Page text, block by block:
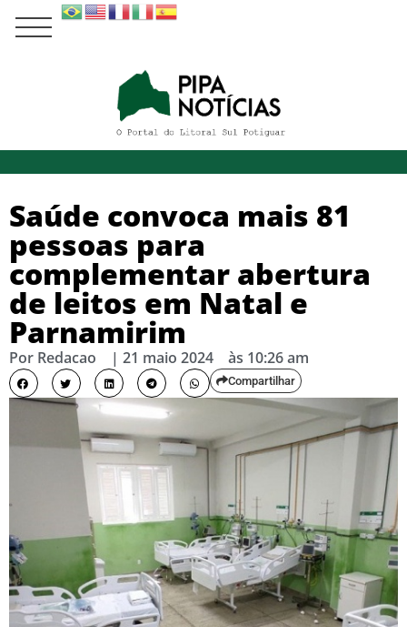
Saúde convoca mais 81
pessoas para
complementar abertura
de leitos em Natal e
Parnamirim
Por Redacao | 21 maio 2024 às 10:26 am
Compartilhar